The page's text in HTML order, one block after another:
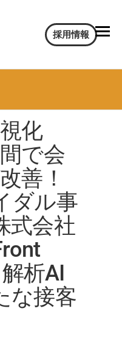
式会社
採用情報
化
で会
善！
ダル事
式会社
析AI
な接客